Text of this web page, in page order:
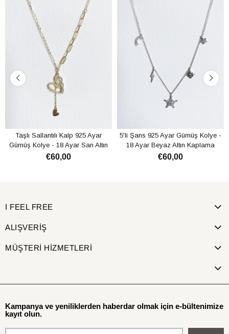
Taşlı Sallantılı Kalp 925 Ayar
Gümüş Kolye - 18 Ayar Sarı Altın
Kaplama
€60,00
5'li Şans 925 Ayar Gümüş Kolye -
18 Ayar Beyaz Altın Kaplama
€60,00
I FEEL FREE
ALIŞVERİŞ
MÜŞTERİ HİZMETLERİ
Kampanya ve yeniliklerden haberdar olmak için e-bültenimize
kayıt olun.